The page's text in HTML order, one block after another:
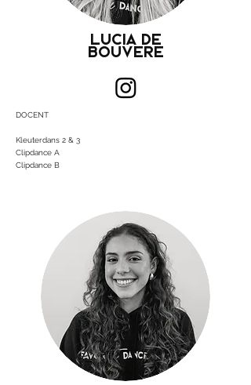
LUCIA DE
BOUVERE
DOCENT
Kleuterdans ​ 2 & 3
Clipdance A
Clipdance B